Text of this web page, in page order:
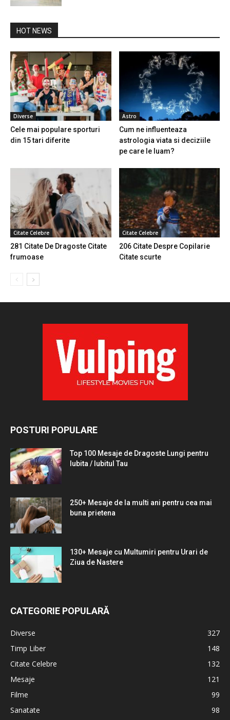
HOT NEWS
Diverse
Cele mai populare sporturi
din 15 tari diferite
Astro
Cum ne influenteaza
astrologia viata si deciziile
pe care le luam?
Citate Celebre
281 Citate De Dragoste Citate
frumoase
Citate Celebre
206 Citate Despre Copilarie
Citate scurte
POSTURI POPULARE
Top 100 Mesaje de Dragoste Lungi pentru
Iubita / Iubitul Tau
250+ Mesaje de la multi ani pentru cea mai
buna prietena
130+ Mesaje cu Multumiri pentru Urari de
Ziua de Nastere
CATEGORIE POPULARĂ
Diverse
327
Timp Liber
148
Citate Celebre
132
Mesaje
121
Filme
99
Sanatate
98